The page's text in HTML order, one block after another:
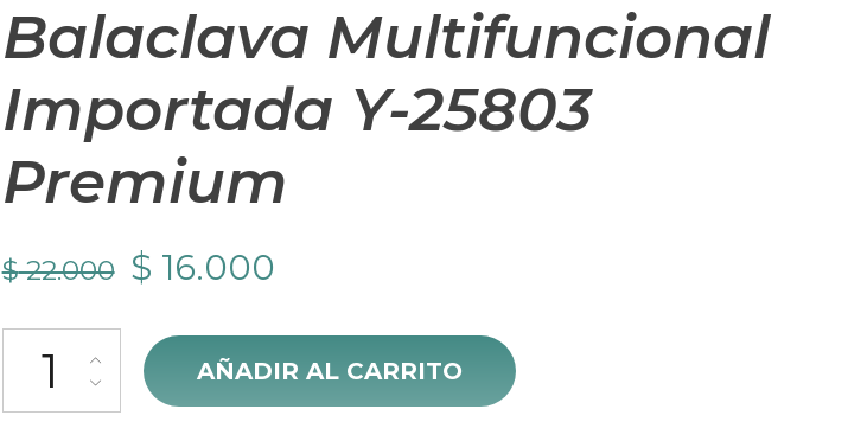
Balaclava Multifuncional
Importada Y-25803
Premium
$22.000 El
original
era:
$ 16.000
actual
es:
Balaclava Multifuncional Importada Y-25803 Premium cantidad
AÑADIR AL CARRITO